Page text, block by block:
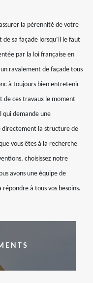
la pérennité de votre
sa façade lorsqu’il le faut
par la loi française en
ravalement de façade tous
à toujours bien entretenir
de ces travaux le moment
qui demande une
directement la structure de
vous êtes à la recherche
choisissez notre
avons une équipe de
à tous vos besoins.